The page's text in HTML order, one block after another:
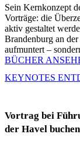
Sein Kernkonzept
Vorträge: die
aktiv gestaltet
Brandenburg an
aufmuntert –
BÜCHER
KEYNOTES
Vortrag bei
der Havel buchen